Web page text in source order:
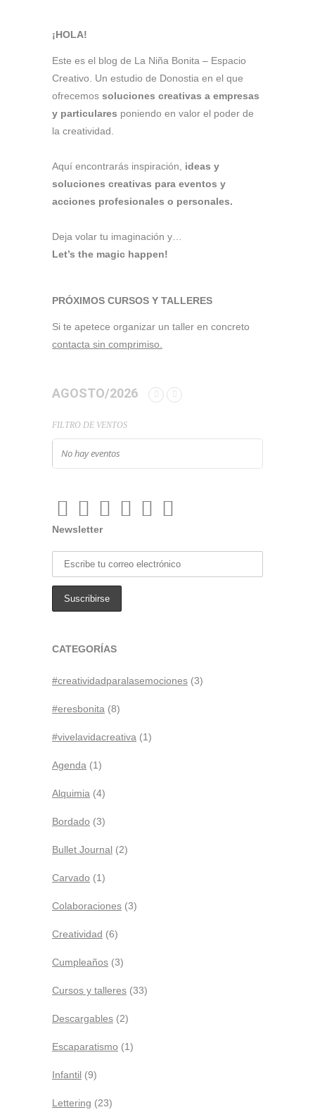
¡HOLA!
Este es el blog de La Niña Bonita – Espacio
Creativo. Un estudio de Donostia en el que
ofrecemos soluciones creativas a empresas
y particulares poniendo en valor el poder de
la creatividad.
Aquí encontrarás inspiración,
ideas y
soluciones creativas para eventos y
acciones profesionales o personales.
Deja volar tu imaginación y…
Let’s the magic happen!
PRÓXIMOS CURSOS Y TALLERES
Si te apetece organizar un taller en concreto
contacta sin comprimiso.
AGOSTO/2026
FILTRO DE VENTOS
No hay eventos
Newsletter
CATEGORÍAS
#creatividadparalasemociones (3)
#eresbonita (8)
#vivelavidacreativa (1)
Agenda (1)
Alquimia (4)
Bordado (3)
Bullet Journal (2)
Carvado (1)
Colaboraciones (3)
Creatividad (6)
Cumpleaños (3)
Cursos y talleres (33)
Descargables (2)
Escaparatismo (1)
Infantil (9)
Lettering (23)